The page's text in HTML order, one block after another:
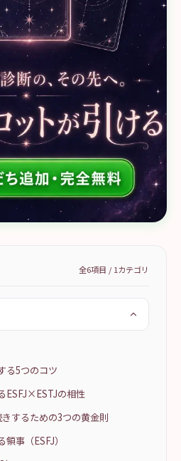
全6項目 / 1カテゴリ
る5つのコツ
ESFJ×ESTJの相性
するための3つの黄金則
事（ESFJ）